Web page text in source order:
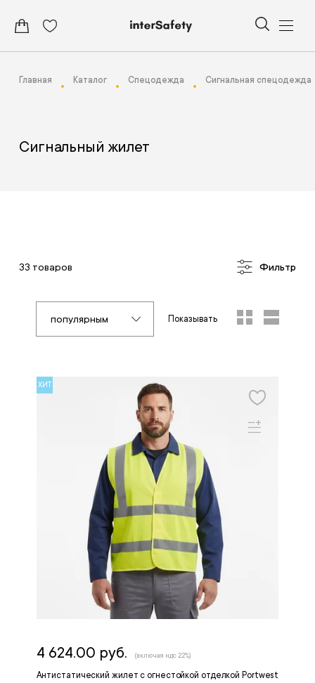
Главная Каталог Спецодежда Сигнальная спецодежда
Сигнальный жилет
33 товаров Фильтр
популярным Показывать
ХИТ
Антистатический жилет с огнестойкой отделкой Portwest
4 624.00 руб. (включая ндс 22%)